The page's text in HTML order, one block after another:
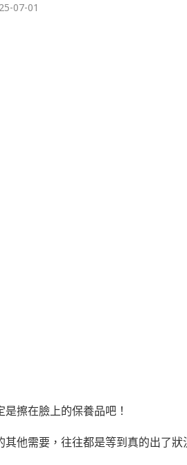
07-01
擦在臉上的保養品吧！
他需要，往往都是等到真的出了狀